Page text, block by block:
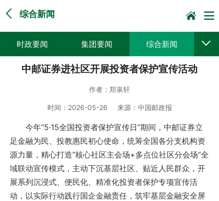
综合新闻
时政要闻 集团要闻 综合新闻
媒体聚焦 党建动态 普遍服务
企业文化
中邮证券进社区开展投资者保护宣传活动
作者： 郑泉轩
时间： 2026-05-26 来源： 中国邮政报
今年“5·15全国投资者保护宣传日”期间，中邮证券立
足金融为民、投教惠民初心使命，统筹全国各分支机构资
源力量，精心打造“核心社区主会场+多点位社区分会场”全
域联动宣传模式，主动下沉基层社区、贴近人民群众，开
展系列沉浸式、便民化、精准化投资者保护专项宣传活
动，以实际行动践行国企金融责任，筑牢基层金融安全屏